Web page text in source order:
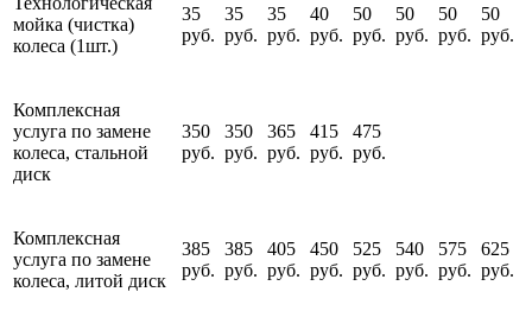
мойка (чистка)
колеса (1шт.)
35
руб.
35
руб.
35
руб.
40
руб.
50
руб.
50
руб.
50
руб.
50
руб.
Комплексная
услуга по замене
колеса, стальной
диск
350
руб.
350
руб.
365
руб.
415
руб.
475
руб.
Комплексная
услуга по замене
колеса, литой диск
385
руб.
385
руб.
405
руб.
450
руб.
525
руб.
540
руб.
575
руб.
625
руб.